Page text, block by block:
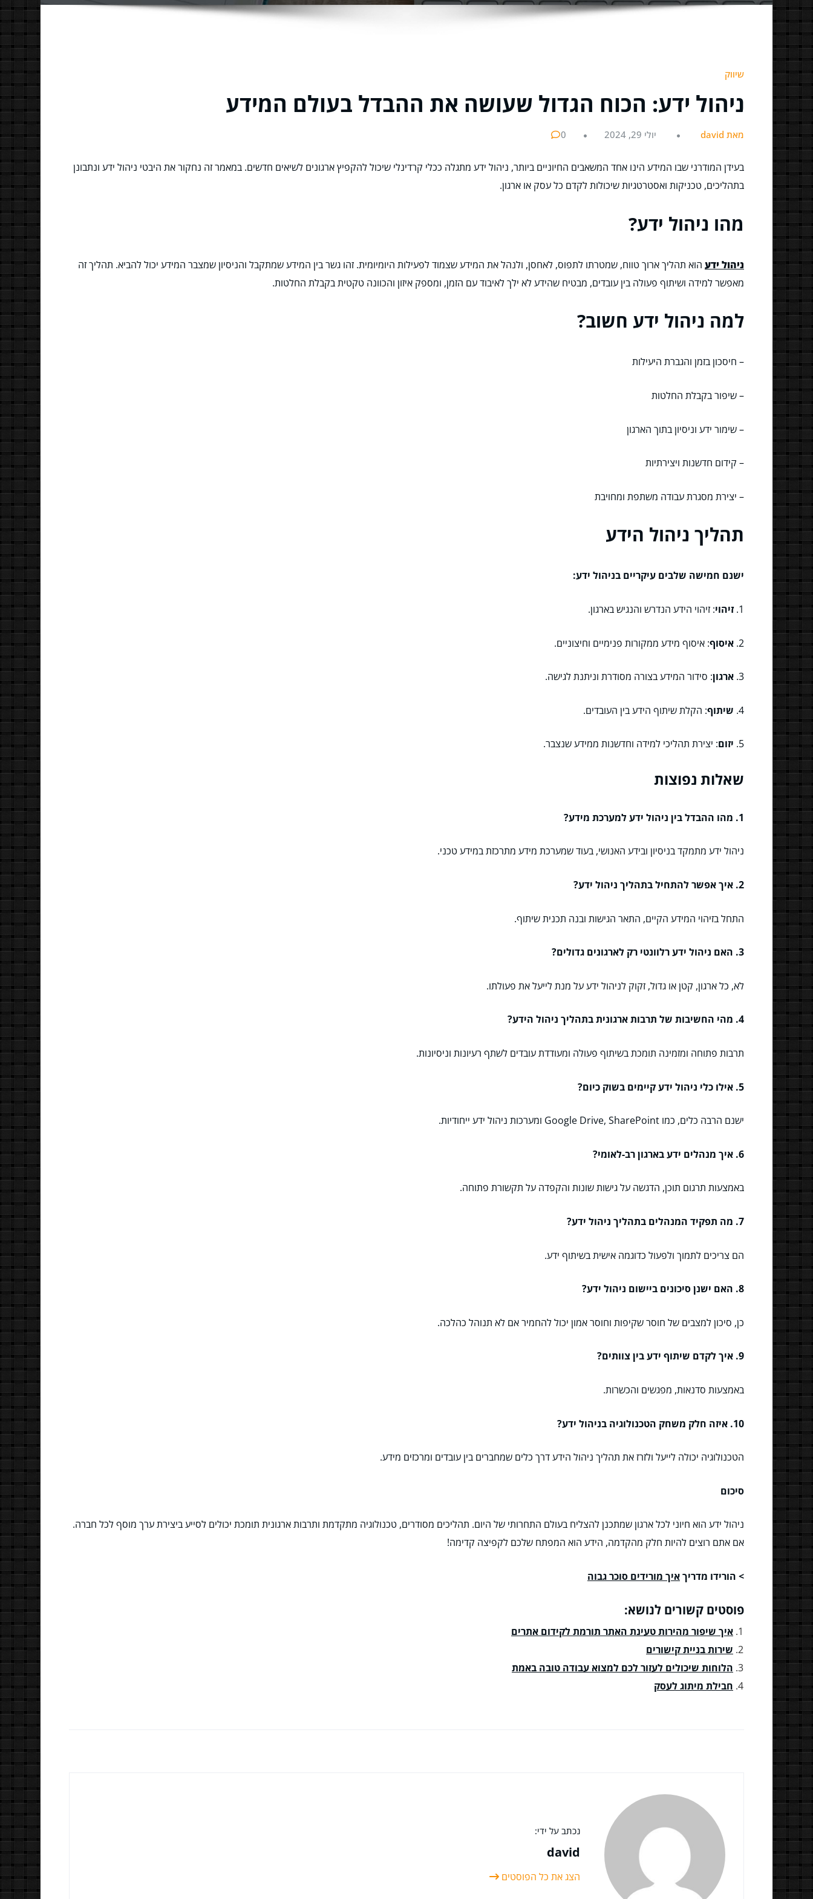
שיווק
ניהול ידע: הכוח הגדול שעושה את ההבדל בעולם המידע
מאת david יולי 29, 2024 0
בעידן המודרני שבו המידע הינו אחד המשאבים החיוניים ביותר, ניהול ידע מתגלה ככלי קרדינלי שיכול להקפיץ ארגונים לשיאים חדשים. במאמר זה נחקור את היבטי ניהול ידע ונתבונן
בתהליכים, טכניקות ואסטרטגיות שיכולות לקדם כל עסק או ארגון.
מהו ניהול ידע?
ניהול ידע הוא תהליך ארוך טווח, שמטרתו לתפוס, לאחסן, ולנהל את המידע שצמוד לפעילות היומיומית. זהו גשר בין המידע שמתקבל והניסיון שמצבר המידע יכול להביא. תהליך זה
מאפשר למידה ושיתוף פעולה בין עובדים, מבטיח שהידע לא ילך לאיבוד עם הזמן, ומספק איזון והכוונה טקטית בקבלת החלטות.
למה ניהול ידע חשוב?
– חיסכון בזמן והגברת היעילות
– שיפור בקבלת החלטות
– שימור ידע וניסיון בתוך הארגון
– קידום חדשנות ויצירתיות
– יצירת מסגרת עבודה משתפת ומחויבת
תהליך ניהול הידע
ישנם חמישה שלבים עיקריים בניהול ידע:
1. זיהוי: זיהוי הידע הנדרש והנגיש בארגון.
2. איסוף: איסוף מידע ממקורות פנימיים וחיצוניים.
3. ארגון: סידור המידע בצורה מסודרת וניתנת לגישה.
4. שיתוף: הקלת שיתוף הידע בין העובדים.
5. יזום: יצירת תהליכי למידה וחדשנות ממידע שנצבר.
שאלות נפוצות
1. מהו ההבדל בין ניהול ידע למערכת מידע?
ניהול ידע מתמקד בניסיון ובידע האנושי, בעוד שמערכת מידע מתרכזת במידע טכני.
2. איך אפשר להתחיל בתהליך ניהול ידע?
התחל בזיהוי המידע הקיים, התאר הגישות ובנה תכנית שיתוף.
3. האם ניהול ידע רלוונטי רק לארגונים גדולים?
לא, כל ארגון, קטן או גדול, זקוק לניהול ידע על מנת לייעל את פעולתו.
4. מהי החשיבות של תרבות ארגונית בתהליך ניהול הידע?
תרבות פתוחה ומזמינה תומכת בשיתוף פעולה ומעודדת עובדים לשתף רעיונות וניסיונות.
5. אילו כלי ניהול ידע קיימים בשוק כיום?
ישנם הרבה כלים, כמו Google Drive, SharePoint ומערכות ניהול ידע ייחודיות.
6. איך מנהלים ידע בארגון רב-לאומי?
באמצעות תרגום תוכן, הדגשה על גישות שונות והקפדה על תקשורת פתוחה.
7. מה תפקיד המנהלים בתהליך ניהול ידע?
הם צריכים לתמוך ולפעול כדוגמה אישית בשיתוף ידע.
8. האם ישנן סיכונים ביישום ניהול ידע?
כן, סיכון למצבים של חוסר שקיפות וחוסר אמון יכול להחמיר אם לא תנוהל כהלכה.
9. איך לקדם שיתוף ידע בין צוותים?
באמצעות סדנאות, מפגשים והכשרות.
10. איזה חלק משחק הטכנולוגיה בניהול ידע?
הטכנולוגיה יכולה לייעל ולזרז את תהליך ניהול הידע דרך כלים שמחברים בין עובדים ומרכזים מידע.
סיכום
ניהול ידע הוא חיוני לכל ארגון שמתכנן להצליח בעולם התחרותי של היום. תהליכים מסודרים, טכנולוגיה מתקדמת ותרבות ארגונית תומכת יכולים לסייע ביצירת ערך מוסף לכל חברה.
אם אתם רוצים להיות חלק מהקדמה, הידע הוא המפתח שלכם לקפיצה קדימה!
> הורידו מדריךאיך מורידים סוכר גבוה
פוסטים קשורים לנושא:
איך שיפור מהירות טעינת האתר תורמת לקידום אתרים
שירות בניית קישורים
הלוחות שיכולים לעזור לכם למצוא עבודה טובה באמת
חבילת מיתוג לעסק
נכתב על ידי:
david
הצג את כל הפוסטים